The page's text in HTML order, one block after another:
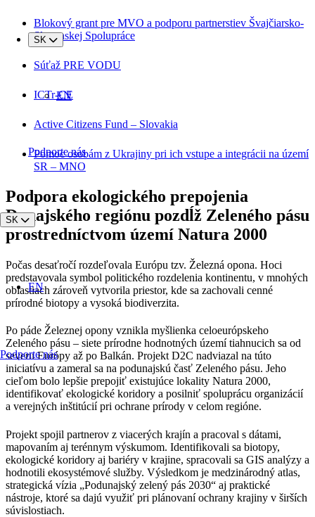
SK
EN
Podporte nás
SK
EN
Podporte nás
Blokový grant pre MVO a podporu partnerstiev Švajčiarsko-
Slovenskej Spolupráce
Súťaž PRE VODU
ICTr-CE
Active Citizens Fund – Slovakia
Pomoc osobám z Ukrajiny pri ich vstupe a integrácii na území
SR – MNO
Podpora ekologického prepojenia
Dunajského regiónu pozdĺž Zeleného pásu
prostredníctvom území Natura 2000
Počas desaťročí rozdeľovala Európu tzv. Železná opona. Hoci
predstavovala symbol politického rozdelenia kontinentu, v mnohých
oblastiach zároveň vytvorila priestor, kde sa zachovali cenné
prírodné biotopy a vysoká biodiverzita.
Po páde Železnej opony vznikla myšlienka celoeurópskeho
Zeleného pásu – siete prírodne hodnotných území tiahnucich sa od
severu Európy až po Balkán. Projekt D2C nadviazal na túto
iniciatívu a zameral sa na podunajskú časť Zeleného pásu. Jeho
cieľom bolo lepšie prepojiť existujúce lokality Natura 2000,
identifikovať ekologické koridory a posilniť spoluprácu organizácií
a verejných inštitúcií pri ochrane prírody v celom regióne.
Projekt spojil partnerov z viacerých krajín a pracoval s dátami,
mapovaním aj terénnym výskumom. Identifikovali sa biotopy,
ekologické koridory aj bariéry v krajine, spracovali sa GIS analýzy a
hodnotili ekosystémové služby. Výsledkom je medzinárodný atlas,
strategická vízia „Podunajský zelený pás 2030“ aj praktické
nástroje, ktoré sa dajú využiť pri plánovaní ochrany krajiny v širších
súvislostiach.